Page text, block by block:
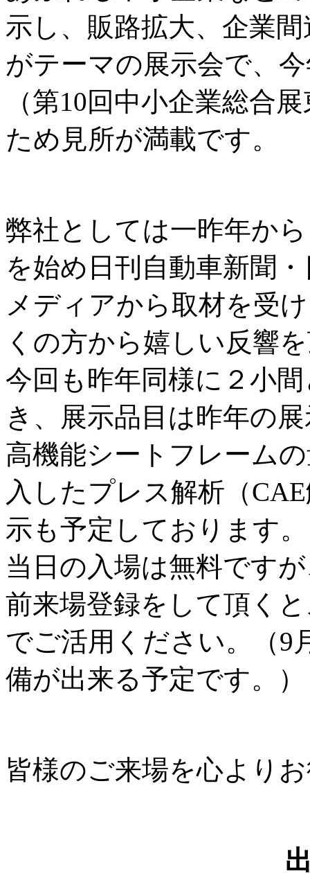
示し、販路拡大、企業
がテーマの展示会で、
（第10回中小企業総合
ため見所が満載です。
弊社としては一昨年か
を始め日刊自動車新聞
メディアから取材を受
くの方から嬉しい反響
今回も昨年同様に２小
き、展示品目は昨年の
高機能シートフレーム
入したプレス解析（
示も予定しております。
当日の入場は無料です
前来場登録をして頂く
でご活用ください。（9
備が出来る予定です。）
皆様のご来場を心より